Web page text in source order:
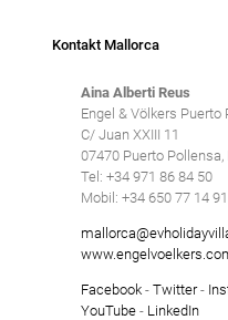
Kontakt Mallorca
Aina Alberti Reus
Engel & Völkers Puerto
C/ Juan XXIII 11
07470 Puerto
Tel: +34 971 86 84 50
Mobil: +34 650 77 14 91
Facebook- Twitter-
YouTube- LinkedIn